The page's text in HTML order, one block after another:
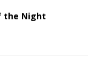
the Night